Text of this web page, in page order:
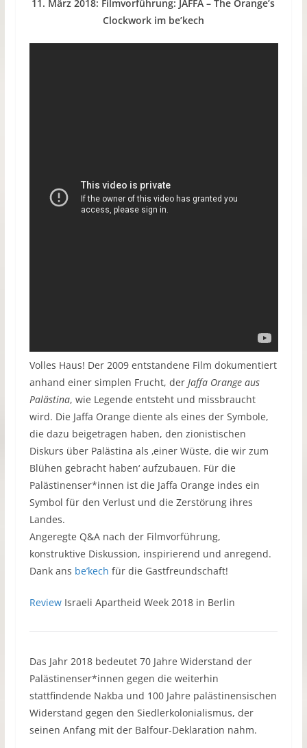
11. März 2018: Filmvorführung: JAFFA – The Orange’s
Clockwork im be’kech
Volles Haus! Der 2009 entstandene Film dokumentiert
anhand einer simplen Frucht, der Jaffa Orange aus
Palästina, wie Legende entsteht und missbraucht
wird. Die Jaffa Orange diente als eines der Symbole,
die dazu beigetragen haben, den zionistischen
Diskurs über Palästina als ‚einer Wüste, die wir zum
Blühen gebracht haben‘ aufzubauen. Für die
Palästinenser*innen ist die Jaffa Orange indes ein
Symbol für den Verlust und die Zerstörung ihres
Landes.
Angeregte Q&A nach der Filmvorführung,
konstruktive Diskussion, inspirierend und anregend.
Dank ans be’kech für die Gastfreundschaft!
ReviewIsraeli Apartheid Week 2018 in Berlin
Das Jahr 2018 bedeutet 70 Jahre Widerstand der
Palästinenser*innen gegen die weiterhin
stattfindende Nakba und 100 Jahre palästinensischen
Widerstand gegen den Siedlerkolonialismus, der
seinen Anfang mit der Balfour-Deklaration nahm.